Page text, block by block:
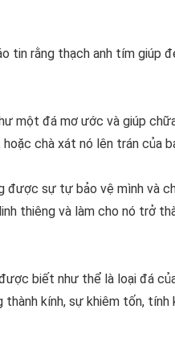
tin rằng thạch anh tím giúp
một đá mơ ước và giúp
chà xát nó lên trán của
được sự tự bảo vệ mình và
thiêng và làm cho nó trở
biết như thể là loại đá
kính, sự khiêm tốn, tính